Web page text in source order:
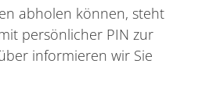
abholen können, steht
persönlicher PIN zur
informieren wir Sie